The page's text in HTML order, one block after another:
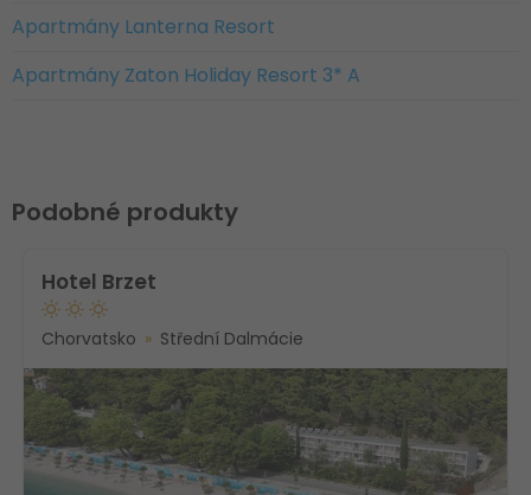
Apartmány Lanterna Resort
Apartmány Zaton Holiday Resort 3* A
Podobné produkty
Hotel Brzet
Chorvatsko Střední Dalmácie